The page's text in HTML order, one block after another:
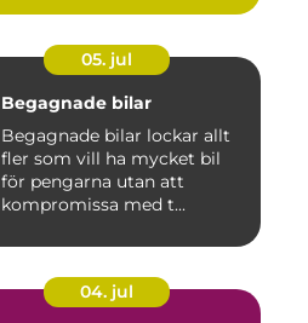
05. jul
Begagnade bilar
Begagnade bilar lockar allt
fler som vill ha mycket bil
för pengarna utan att
kompromissa med t...
04. jul